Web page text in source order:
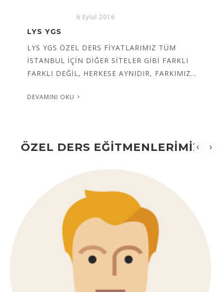
6 Eylül 2016
ÖSYS KOÇU TAMAMEN SİZE ÖZEL SINAV
ÖSYS KOÇU Size Özel sınav koçluğu hizmeti de
başlamış bulunmaktadır, dilediğiniz zaman
ÖZEL DERS EĞİTMENLERİMİZ